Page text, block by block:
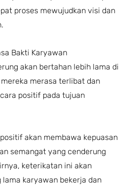
proses mewujudkan visi dan
Bakti Karyawan
akan bertahan lebih lama di
merasa terlibat dan
positif pada tujuan
akan membawa kepuasan
semangat yang cenderung
keterikatan ini akan
lama karyawan bekerja dan